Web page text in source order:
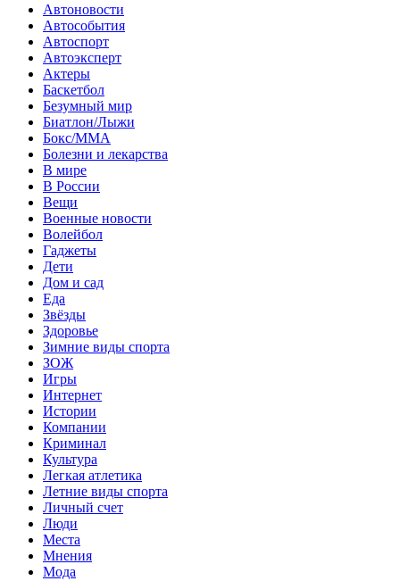
Автоновости
Автособытия
Автоспорт
Автоэксперт
Актеры
Баскетбол
Безумный мир
Биатлон/Лыжи
Бокс/MMA
Болезни и лекарства
В мире
В России
Вещи
Военные новости
Волейбол
Гаджеты
Дети
Дом и сад
Еда
Звёзды
Здоровье
Зимние виды спорта
ЗОЖ
Игры
Интернет
Истории
Компании
Криминал
Культура
Легкая атлетика
Летние виды спорта
Личный счет
Люди
Места
Мнения
Мода